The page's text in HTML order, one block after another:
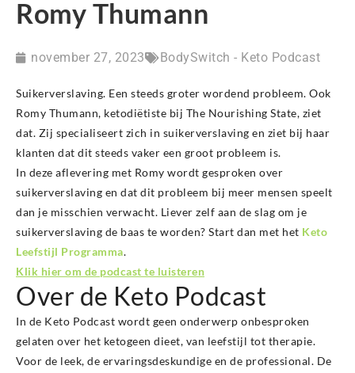
Romy Thumann
november 27, 2023 BodySwitch - Keto Podcast
Suikerverslaving. Een steeds groter wordend probleem. Ook
Romy Thumann, ketodiëtiste bij The Nourishing State, ziet
dat. Zij specialiseert zich in suikerverslaving en ziet bij haar
klanten dat dit steeds vaker een groot probleem is.
In deze aflevering met Romy wordt gesproken over
suikerverslaving en dat dit probleem bij meer mensen speelt
dan je misschien verwacht. Liever zelf aan de slag om je
suikerverslaving de baas te worden? Start dan met het Keto
Leefstijl Programma.
Klik hier om de podcast te luisteren
Over de Keto Podcast
In de Keto Podcast wordt geen onderwerp onbesproken
gelaten over het ketogeen dieet, van leefstijl tot therapie.
Voor de leek, de ervaringsdeskundige en de professional. De